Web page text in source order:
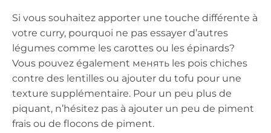
Si vous souhaitez apporter une touche différente à
votre curry, pourquoi ne pas essayer d’autres
légumes comme les carottes ou les épinards?
Vous pouvez également менять les pois chiches
contre des lentilles ou ajouter du tofu pour une
texture supplémentaire. Pour un peu plus de
piquant, n’hésitez pas à ajouter un peu de piment
frais ou de flocons de piment.